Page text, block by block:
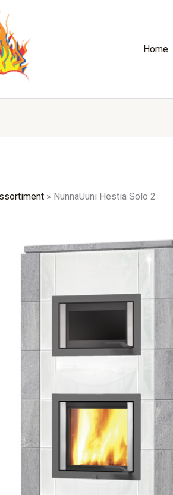
Home
» NunnaUuni Hestia Solo 2